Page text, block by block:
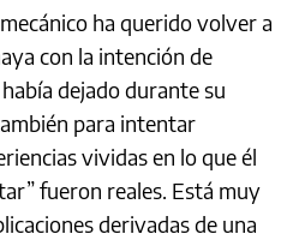
ha querido volver a
con la intención de
dejado durante su
para intentar
vividas en lo que él
fueron reales. Está muy
derivadas de una